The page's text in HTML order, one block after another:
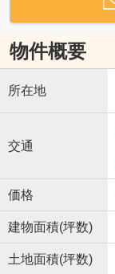
物件概要
所在地
交通
価格
建物面積(坪数)
土地面積(坪数)